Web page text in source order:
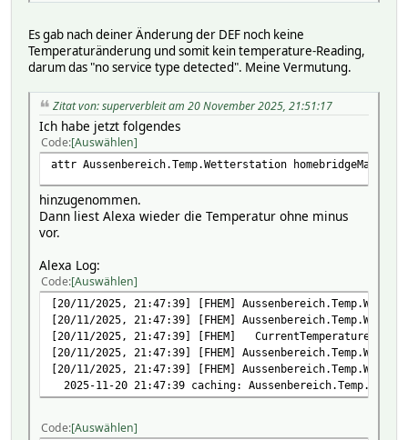
Es gab nach deiner Änderung der DEF noch keine
Temperaturänderung und somit kein temperature-Reading,
darum das "no service type detected". Meine Vermutung.
Zitat von: superverbleit am 20 November 2025, 21:51:17
Ich habe jetzt folgendes
Code Auswählen
attr Aussenbereich.Temp.Wetterstation homebridgeMapping
hinzugenommen.
Dann liest Alexa wieder die Temperatur ohne minus
vor.
Alexa Log:
Code Auswählen
[20/11/2025, 21:47:39] [FHEM]
[20/11/2025, 21:47:39] [FHEM]
[20/11/2025, 21:47:39] [FHEM] CurrentTemperature
[20/11/2025, 21:47:39] [FHEM]
[20/11/2025, 21:47:39] [FHEM]
2025-11-20 21:47:39 caching:
Code Auswählen